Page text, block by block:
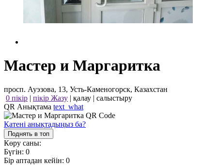
Мастер и Маргаритка
просп. Ауэзова, 13, Усть-Каменогорск, Казахстан
0 пікір | пікір Жазу | қалау | салыстыру
QR Анықтама text_what
Қатені анықтадыңыз ба?
Поднять в топ
Көру саны:
Бүгін: 0
Бір аптадан кейін: 0